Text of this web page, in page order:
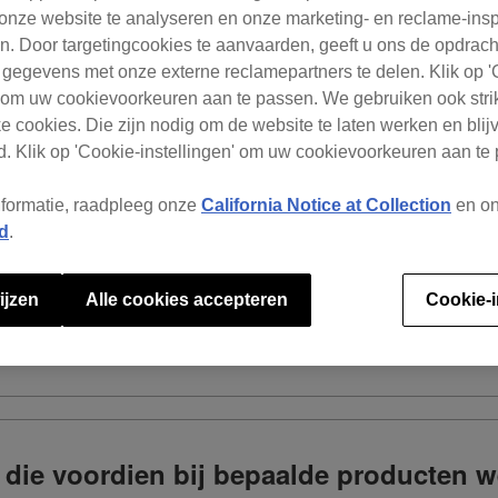
Waar kunnen we je mee helpen?
ver. 5-licentie
ver. 5 gebruiken, maar ik weet niet
vinden.
voordien bij bepaalde producten
website te analyseren en onze marketing- en reclame-
Door targetingcookies te aanvaarden, geeft u ons de
met onze externe reclamepartners te delen. Klik op
uw cookievoorkeuren aan te passen. We gebruiken ook
cookies. Die zijn nodig om de website te laten werken en
Klik op 'Cookie-instellingen' om uw cookievoorkeuren aan te
raadpleeg onze California Notice at Collection en
.
Cookie-
Alle cookies accepteren